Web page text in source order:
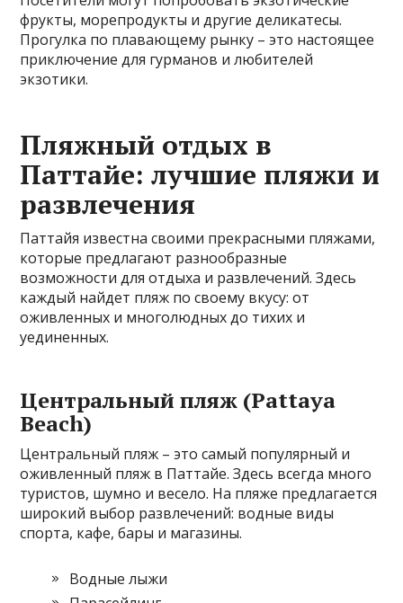
фрукты, морепродукты и другие деликатесы.
Прогулка по плавающему рынку – это настоящее
приключение для гурманов и любителей
экзотики.
Пляжный отдых в
Паттайе: лучшие пляжи и
развлечения
Паттайя известна своими прекрасными пляжами,
которые предлагают разнообразные
возможности для отдыха и развлечений. Здесь
каждый найдет пляж по своему вкусу: от
оживленных и многолюдных до тихих и
уединенных.
Центральный пляж (Pattaya
Beach)
Центральный пляж – это самый популярный и
оживленный пляж в Паттайе. Здесь всегда много
туристов, шумно и весело. На пляже предлагается
широкий выбор развлечений: водные виды
спорта, кафе, бары и магазины.
Водные лыжи